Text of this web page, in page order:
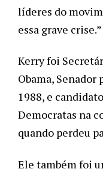
líderes do
essa grave crise.”
Kerry foi
Obama, Senador
1988, e
Democratas na
quando perdeu
Ele também foi